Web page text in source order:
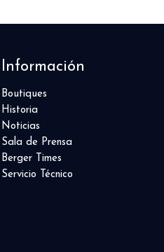
Información
Boutiques
Historia
Noticias
Sala de Prensa
Berger Times
Servicio Técnico